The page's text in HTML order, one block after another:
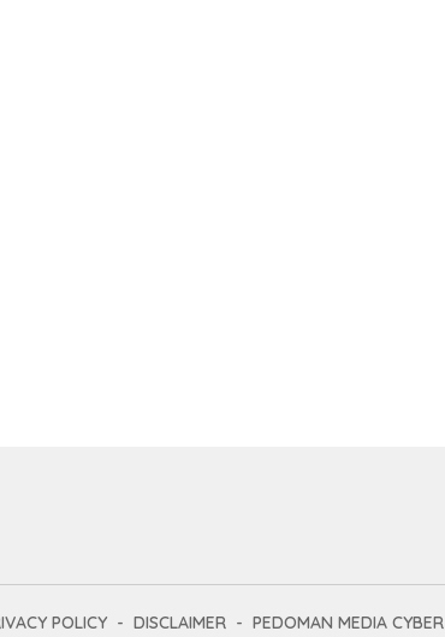
POLICY DISCLAIMER PEDOMAN MEDIA CYBER